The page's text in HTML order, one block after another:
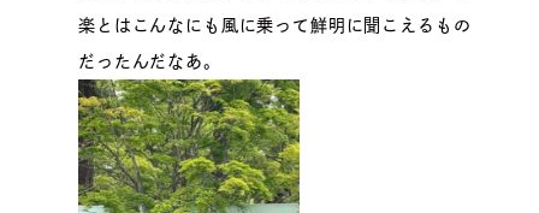
楽とはこんなにも風に乗って鮮明に聞こえるもの
だったんだなあ。